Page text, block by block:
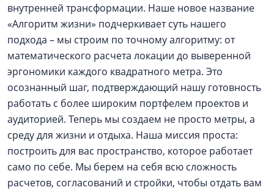
внутренней трансформации. Наше новое название
«Алгоритм жизни» подчеркивает суть нашего
подхода – мы строим по точному алгоритму: от
математического расчета локации до выверенной
эргономики каждого квадратного метра. Это
осознанный шаг, подтверждающий нашу готовность
работать с более широким портфелем проектов и
аудиторией. Теперь мы создаем не просто метры, а
среду для жизни и отдыха. Наша миссия проста:
построить для вас пространство, которое работает
само по себе. Мы берем на себя всю сложность
расчетов, согласований и стройки, чтобы отдать вам